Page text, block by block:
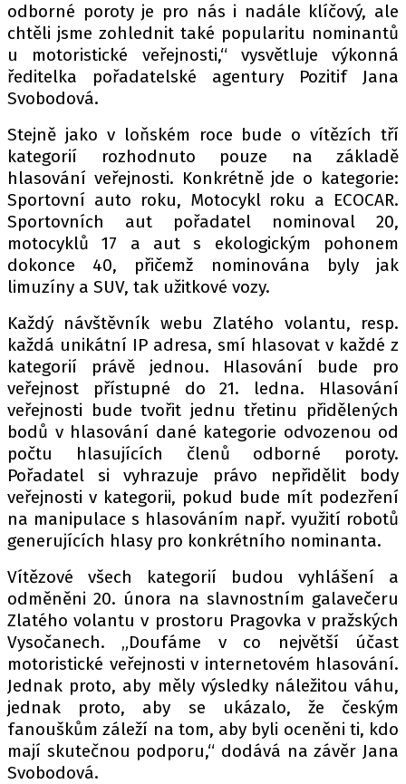
Máte příběh, fotku nebo video?
Pošlete e-mail na autoroad.cz
KONTAKT
VYDAVATEL
INZERCE
OSOBNÍ ÚDAJE / COOKIES
Provozovatelem serveru autoroad.cz je
odborné poroty je pro nás i nadále klíčový, ale
chtěli jsme zohlednit také popularitu nominantů
u motoristické veřejnosti,“ vysvětluje výkonná
ředitelka pořadatelské agentury Pozitif Jana
Svobodová.
Stejně jako v loňském roce bude o vítězích tří
kategorií rozhodnuto pouze na základě
hlasování veřejnosti. Konkrétně jde o kategorie:
Sportovní auto roku, Motocykl roku a ECOCAR.
Sportovních aut pořadatel nominoval 20,
motocyklů 17 a aut s ekologickým pohonem
dokonce 40, přičemž nominována byly jak
limuzíny a SUV, tak užitkové vozy.
Každý návštěvník webu Zlatého volantu, resp.
každá unikátní IP adresa, smí hlasovat v každé z
kategorií právě jednou. Hlasování bude pro
veřejnost přístupné do 21. ledna. Hlasování
veřejnosti bude tvořit jednu třetinu přidělených
bodů v hlasování dané kategorie odvozenou od
počtu hlasujících členů odborné poroty.
Pořadatel si vyhrazuje právo nepřidělit body
veřejnosti v kategorii, pokud bude mít podezření
na manipulace s hlasováním např. využití robotů
generujících hlasy pro konkrétního nominanta.
Vítězové všech kategorií budou vyhlášení a
odměněni 20. února na slavnostním galavečeru
Zlatého volantu v prostoru Pragovka v pražských
Vysočanech. „Doufáme v co největší účast
motoristické veřejnosti v internetovém hlasování.
Jednak proto, aby měly výsledky náležitou váhu,
jednak proto, aby se ukázalo, že českým
fanouškům záleží na tom, aby byli oceněni ti, kdo
mají skutečnou podporu,“ dodává na závěr Jana
Svobodová.